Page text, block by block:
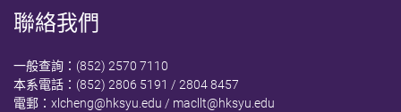
聯絡我們
一般查詢：(852) 2570 7110
本系電話：(852) 2806 5191 / 2804 8457
電郵： xlcheng@hksyu.edu / macllt@hksyu.edu